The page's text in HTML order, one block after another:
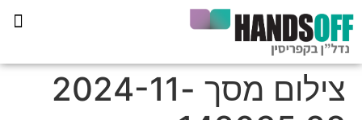
צילום מסך 2024-11-